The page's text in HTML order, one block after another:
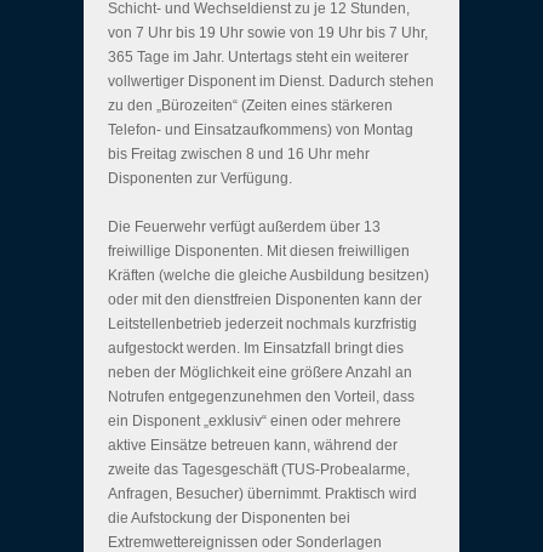
Schicht- und Wechseldienst zu je 12 Stunden,
von 7 Uhr bis 19 Uhr sowie von 19 Uhr bis 7 Uhr,
365 Tage im Jahr. Untertags steht ein weiterer
vollwertiger Disponent im Dienst. Dadurch stehen
zu den „Bürozeiten“ (Zeiten eines stärkeren
Telefon- und Einsatzaufkommens) von Montag
bis Freitag zwischen 8 und 16 Uhr mehr
Disponenten zur Verfügung.
Die Feuerwehr verfügt außerdem über 13
freiwillige Disponenten. Mit diesen freiwilligen
Kräften (welche die gleiche Ausbildung besitzen)
oder mit den dienstfreien Disponenten kann der
Leitstellenbetrieb jederzeit nochmals kurzfristig
aufgestockt werden. Im Einsatzfall bringt dies
neben der Möglichkeit eine größere Anzahl an
Notrufen entgegenzunehmen den Vorteil, dass
ein Disponent „exklusiv“ einen oder mehrere
aktive Einsätze betreuen kann, während der
zweite das Tagesgeschäft (TUS-Probealarme,
Anfragen, Besucher) übernimmt. Praktisch wird
die Aufstockung der Disponenten bei
Extremwettereignissen oder Sonderlagen